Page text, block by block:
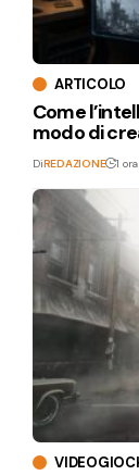
ARTICOLO
Come
modo di
DiREDAZIONE 1